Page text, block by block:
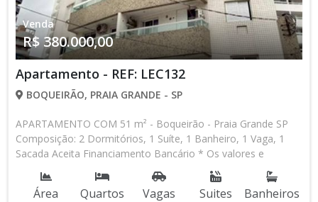
Venda
R$ 380.000,00
Apartamento - REF: LEC132
BOQUEIRÃO, PRAIA GRANDE - SP
APARTAMENTO COM 51 m² - Boqueirão - Praia Grande SP
Composição: 2 Dormitórios, 1 Suíte, 1 Banheiro, 1 Vaga, 1
Sacada Aceita Financiamento Bancário * Os valores e
disponibilidade podem ser alterados sem prévio aviso. Favor
verificar entrando em contato com nossa equipe
Área
Quartos
Vagas
Suites
Banheiros